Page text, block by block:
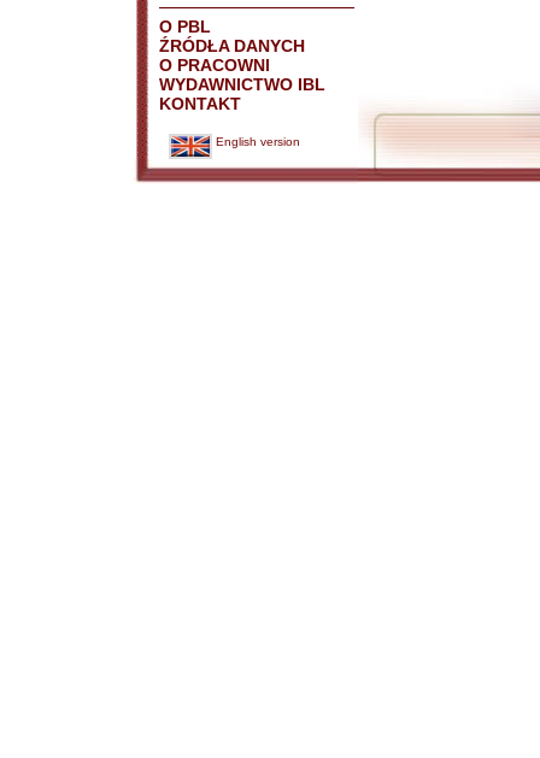
O PBL
ŹRÓDŁA DANYCH
O PRACOWNI
WYDAWNICTWO IBL
KONTAKT
English version